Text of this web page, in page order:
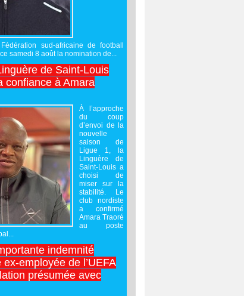
sud-africaine de football
samedi 8 août la nomination de...
de Saint-Louis
confiance à Amara
À l’approche
du coup
d’envoi de la
nouvelle
saison de
Ligue 1, la
Linguère de
Saint-Louis a
choisi de
miser sur la
stabilité. Le
club nordiste
a confirmé
Amara Traoré
au poste
indemnité
employée de l’UEFA
présumée avec